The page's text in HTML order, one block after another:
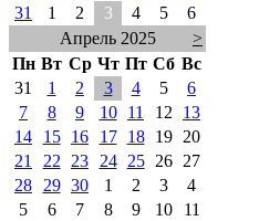
31
1 2 3 4 5
6
Апрель 2025
>
Пн Вт Ср Чт Пт Сб Вс
31
1 2 3 4 5
6
7
8 9 10 11 12
13
14
15 16 17 18 19
20
21
22 23 24 25 26
27
28
29 30 1 2 3
4
5
6 7 8 9 10 11